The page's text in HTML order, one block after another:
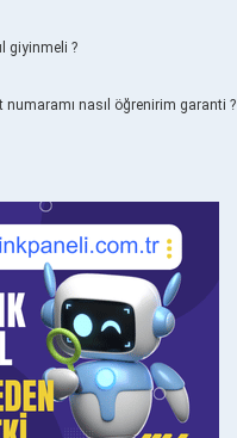
giyinmeli ?
numaramı nasıl öğrenirim garanti ?